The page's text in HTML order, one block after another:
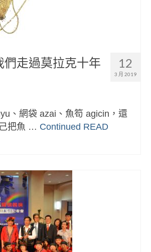
12
3 月 2019
們走過莫拉克十年
、網袋 azai、魚笱 agicin，還
把魚 … Continued READ